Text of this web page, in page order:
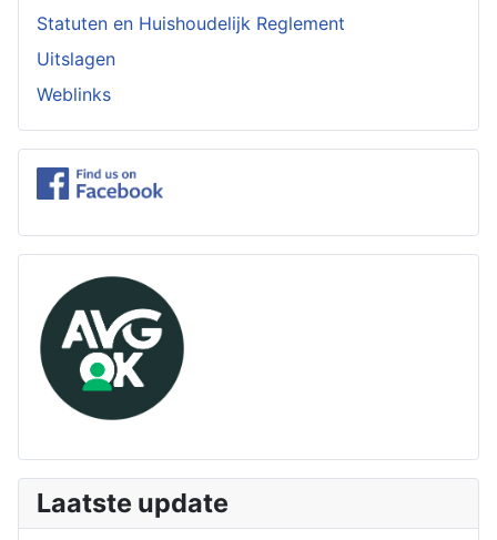
Statuten en Huishoudelijk Reglement
Uitslagen
Weblinks
Laatste update